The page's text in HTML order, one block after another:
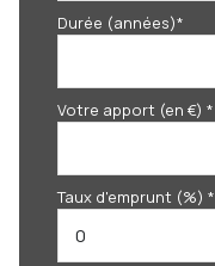
Durée (années)*
Votre apport (en €) *
Taux d'emprunt (%) *